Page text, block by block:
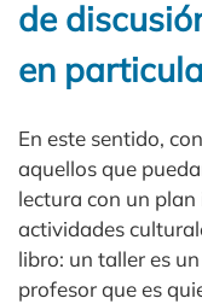
de
en
En este sentido,
aquellos que
lectura con un
actividades
libro: un taller es
profesor que es